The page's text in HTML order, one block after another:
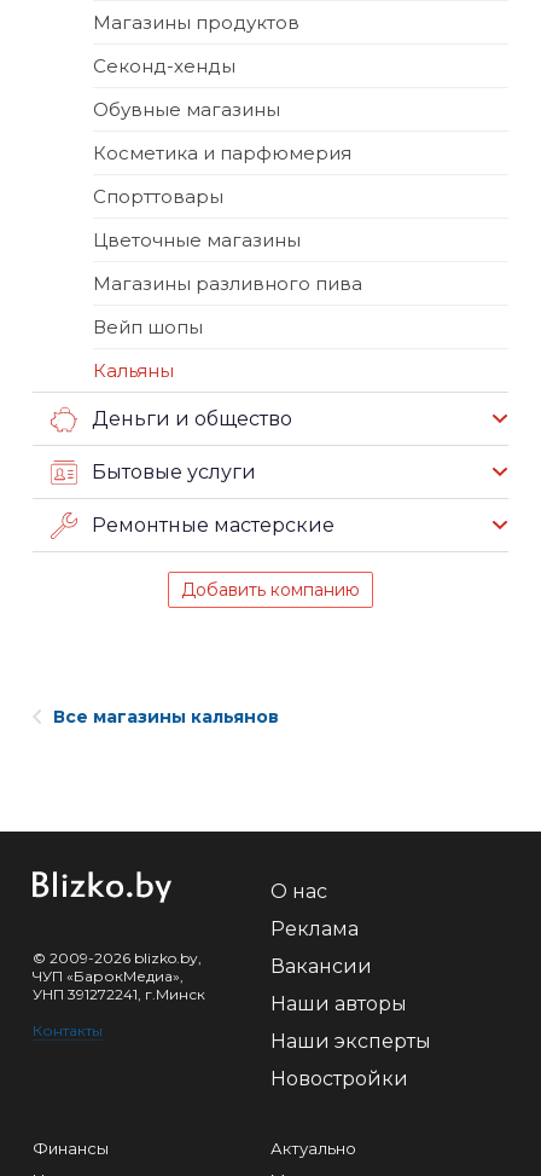
Магазины продуктов
Секонд-хенды
Обувные магазины
Косметика и парфюмерия
Спорттовары
Цветочные магазины
Магазины разливного пива
Вейп шопы
Кальяны
Деньги и общество
Бытовые услуги
Ремонтные мастерские
Добавить компанию
Все магазины кальянов
© 2009-2026 blizko.by,
ЧУП «БарокМедиа»,
УНП 391272241, г.Минск
Контакты
О нас
Реклама
Вакансии
Наши авторы
Наши эксперты
Новостройки
Финансы
Актуально